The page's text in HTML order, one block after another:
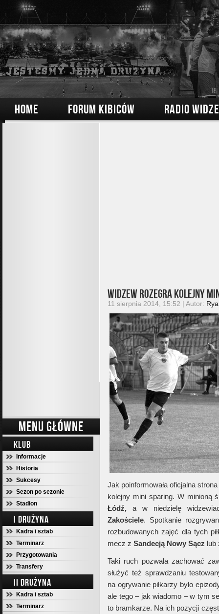
HOME FORUM KIBICÓW RADIO
MENU GŁÓWNE
KLUB
Informacje
Historia
Sukcesy
Sezon po sezonie
Stadion
I DRUŻYNA
Kadra i sztab
Terminarz
Przygotowania
Transfery
II DRUŻYNA
Kadra i sztab
Terminarz
Widzew rozegra kolejny
11 sierpnia 2014, 15:52 | Autor:
Jak poinformowała oficjalna
kolejny mini sparing. W minioną
Łódź, a w niedzielę
Zakościele. Spotkanie
rozbudowanych zajęć dla tych
mecz z Sandecją Nowy Sącz lub
Taki ruch pozwala zachować
służyć też sprawdzaniu
na ogrywanie piłkarzy było
ale tego – jak wiadomo – w tym
to bramkarze. Na ich pozycji